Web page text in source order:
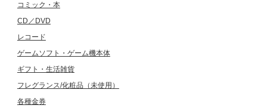
コミック・本
CD／DVD
レコード
ゲームソフト・ゲーム機本体
ギフト・生活雑貨
フレグランス/化粧品（未使用）
各種金券